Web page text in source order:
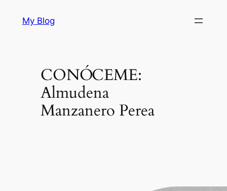
My Blog
CONÓCEME:
Almudena
Manzanero Perea